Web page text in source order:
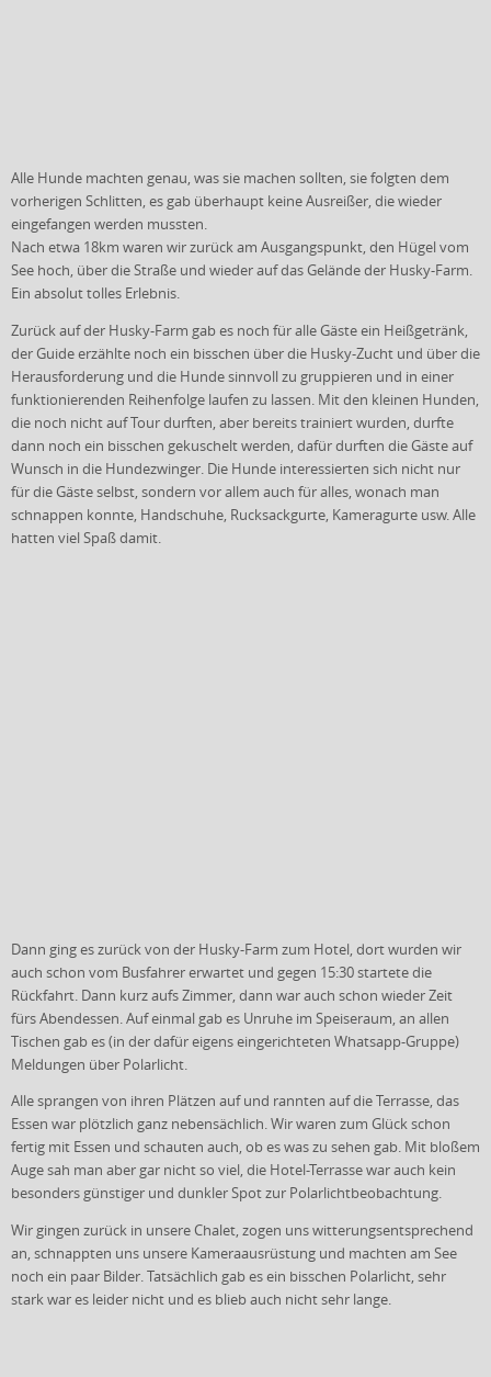
Alle Hunde machten genau, was sie machen sollten, sie folgten dem
vorherigen Schlitten, es gab überhaupt keine Ausreißer, die wieder
eingefangen werden mussten.
Nach etwa 18km waren wir zurück am Ausgangspunkt, den Hügel vom
See hoch, über die Straße und wieder auf das Gelände der Husky-Farm.
Ein absolut tolles Erlebnis.
Zurück auf der Husky-Farm gab es noch für alle Gäste ein Heißgetränk,
der Guide erzählte noch ein bisschen über die Husky-Zucht und über die
Herausforderung und die Hunde sinnvoll zu gruppieren und in einer
funktionierenden Reihenfolge laufen zu lassen. Mit den kleinen Hunden,
die noch nicht auf Tour durften, aber bereits trainiert wurden, durfte
dann noch ein bisschen gekuschelt werden, dafür durften die Gäste auf
Wunsch in die Hundezwinger. Die Hunde interessierten sich nicht nur
für die Gäste selbst, sondern vor allem auch für alles, wonach man
schnappen konnte, Handschuhe, Rucksackgurte, Kameragurte usw. Alle
hatten viel Spaß damit.
Dann ging es zurück von der Husky-Farm zum Hotel, dort wurden wir
auch schon vom Busfahrer erwartet und gegen 15:30 startete die
Rückfahrt. Dann kurz aufs Zimmer, dann war auch schon wieder Zeit
fürs Abendessen. Auf einmal gab es Unruhe im Speiseraum, an allen
Tischen gab es (in der dafür eigens eingerichteten Whatsapp-Gruppe)
Meldungen über Polarlicht.
Alle sprangen von ihren Plätzen auf und rannten auf die Terrasse, das
Essen war plötzlich ganz nebensächlich. Wir waren zum Glück schon
fertig mit Essen und schauten auch, ob es was zu sehen gab. Mit bloßem
Auge sah man aber gar nicht so viel, die Hotel-Terrasse war auch kein
besonders günstiger und dunkler Spot zur Polarlichtbeobachtung.
Wir gingen zurück in unsere Chalet, zogen uns witterungsentsprechend
an, schnappten uns unsere Kameraausrüstung und machten am See
noch ein paar Bilder. Tatsächlich gab es ein bisschen Polarlicht, sehr
stark war es leider nicht und es blieb auch nicht sehr lange.